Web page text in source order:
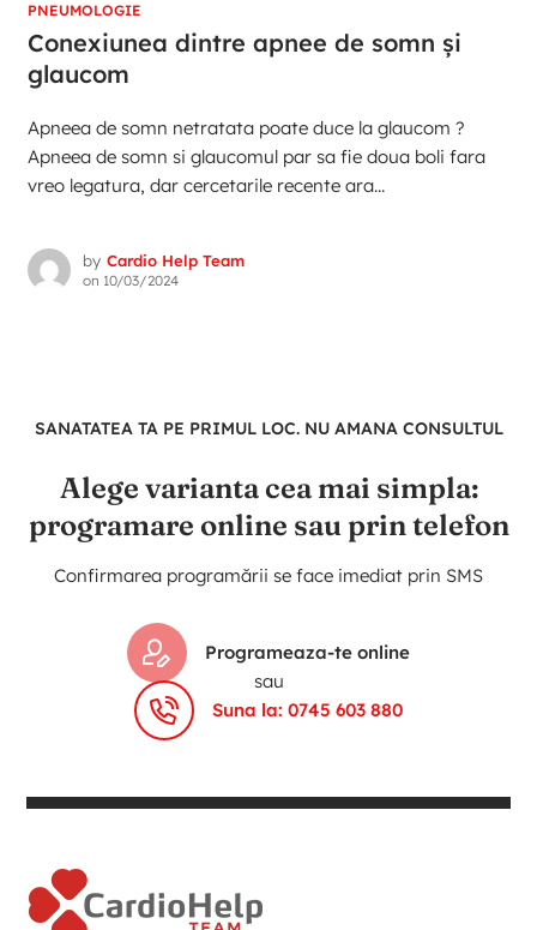
PNEUMOLOGIE
Conexiunea dintre apnee de somn și
glaucom
Apneea de somn netratata poate duce la glaucom ?
Apneea de somn si glaucomul par sa fie doua boli fara
vreo legatura, dar cercetarile recente ara...
by Cardio Help Team
on 10/03/2024
SANATATEA TA PE PRIMUL LOC. NU AMANA CONSULTUL
Alege varianta cea mai simpla:
programare online sau prin telefon
Confirmarea programării se face imediat prin SMS
Programeaza-te online
sau
Suna la: 0745 603 880